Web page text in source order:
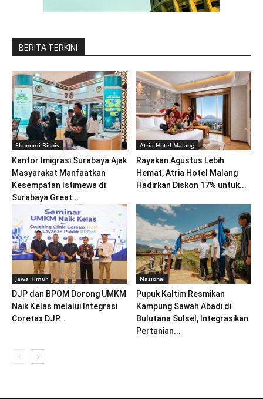
BERITA TERKINI
Ekonomi Bisnis
Kantor Imigrasi Surabaya Ajak
Masyarakat Manfaatkan
Kesempatan Istimewa di
Surabaya Great...
Atria Hotel Malang
Rayakan Agustus Lebih
Hemat, Atria Hotel Malang
Hadirkan Diskon 17% untuk...
Jawa Timur
DJP dan BPOM Dorong UMKM
Naik Kelas melalui Integrasi
Coretax DJP...
Nasional
Pupuk Kaltim Resmikan
Kampung Sawah Abadi di
Bulutana Sulsel, Integrasikan
Pertanian...